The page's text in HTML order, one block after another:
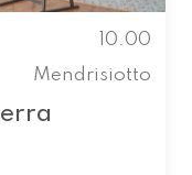
10.00
Mendrisiotto